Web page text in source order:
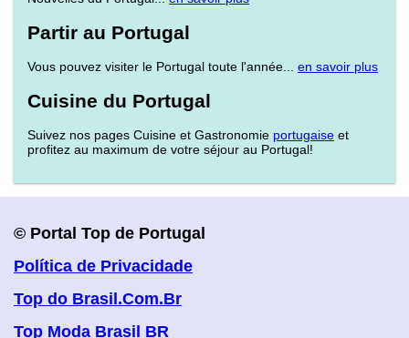
Partir au Portugal
Vous pouvez visiter le Portugal toute l'année... en savoir plus
Cuisine du Portugal
Suivez nos pages Cuisine et Gastronomie portugaise et
profitez au maximum de votre séjour au Portugal!
© Portal Top de Portugal
Política de Privacidade
Top do Brasil.Com.Br
Top Moda Brasil BR